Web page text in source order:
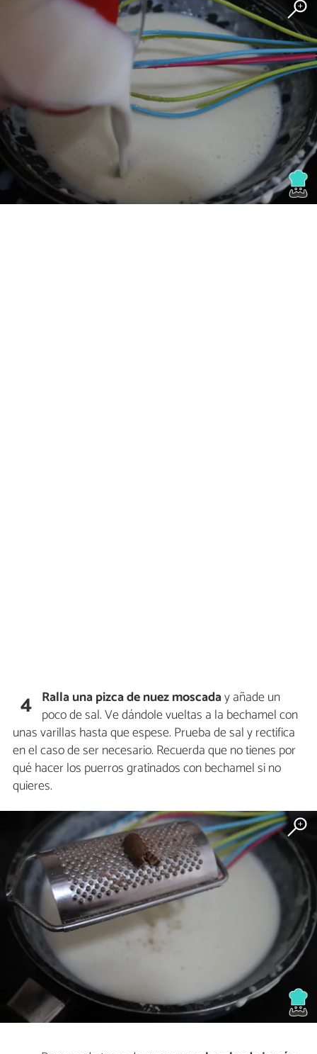
4 Ralla una pizca de nuez moscaday añade un
poco de sal. Ve dándole vueltas a la bechamel con
unas varillas hasta que espese. Prueba de sal y rectifica
en el caso de ser necesario. Recuerda que no tienes por
qué hacer los puerros gratinados con bechamel si no
quieres.